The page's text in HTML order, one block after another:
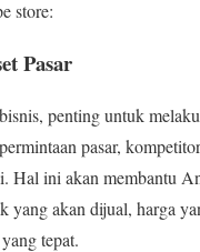
store:
Pasar
penting untuk
pasar,
Hal ini akan membantu
yang akan dijual, harga
tepat.